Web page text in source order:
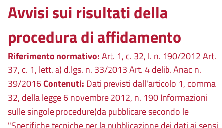
Avvisi sui risultati della
procedura di affidamento
Riferimento normativo:Art. 1, c. 32, l. n. 190/2012 Art.
37, c. 1, lett. a) d.lgs. n. 33/2013 Art. 4 delib. Anac n.
39/2016Contenuti: Dati previsti dall'articolo 1, comma
32, della legge 6 novembre 2012, n. 190 Informazioni
sulle singole procedure(da pubblicare secondo le
"Specifiche tecniche per la pubblicazione dei dati ai sensi